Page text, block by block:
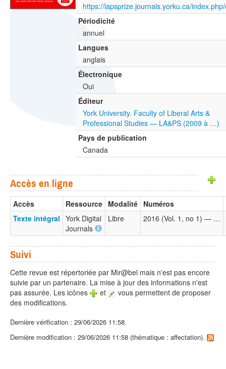
https://lapsprize.journals.yorku.ca/
Périodicité
annuel
Langues
anglais
Électronique
Oui
Éditeur
York University. Faculty of Liberal Arts &
Professional Studies — LA&PS (2009 à …)
Pays de publication
Canada
Accès en ligne
Accès Ressource Modalité Numéros
Texte intégral York Digital
Journals
Libre 2016 (Vol. 1, no 1) — …
Suivi
Cette revue est répertoriée par Mir@bel mais n'est pas encore
suivie par un partenaire. La mise à jour des informations n'est
pas assurée. Les icônes
et
vous permettent de proposer
des modifications.
Dernière vérification : 29/06/2026 11:58.
Dernière modification : 29/06/2026 11:58 (thématique : affectation).